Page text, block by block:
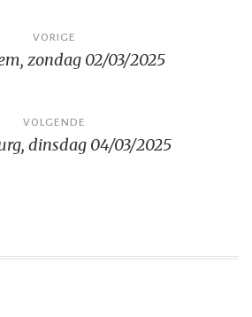
VORIGE
zondag 02/03/2025
VOLGENDE
dinsdag 04/03/2025